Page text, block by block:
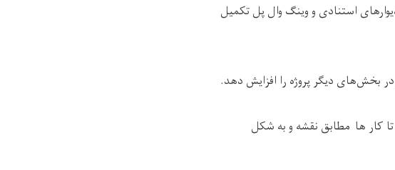
استنادی و وینگ وال پل تکمیل
بخش‌های دیگر پروژه را افزایش دهد.
کار ها مطابق نقشه و به شکل